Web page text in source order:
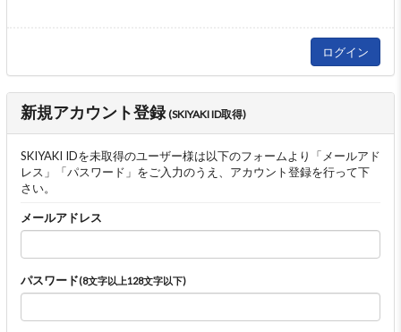
新規アカウント登録(SKIYAKI ID取得)
SKIYAKI IDを未取得のユーザー様は以下のフォームより「メールアド
レス」「パスワード」をご入力のうえ、アカウント登録を行って下
さい。
メールアドレス
パスワード(8文字以上128文字以下)